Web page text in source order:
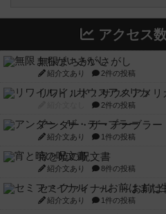
アクセス
無限まちがいさがし
紹介文あり 2件の投稿
リワイルド：サウスアメリ
2件の投稿
アンダー・ザ・テーブラー
紹介文あり 1件の投稿
宵と暁の呪文書
紹介文あり 8件の投稿
セミファイナル ～お前は
紹介文あり 1件の投稿